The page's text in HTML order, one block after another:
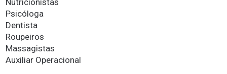
Nutricionistas
Psicóloga
Dentista
Roupeiros
Massagistas
Auxiliar Operacional